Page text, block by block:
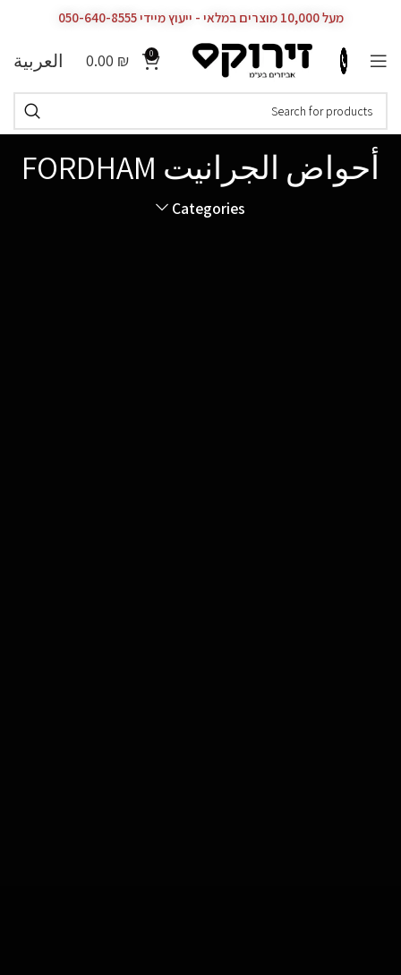
מעל 10,000 מוצרים במלאי - ייעוץ מיידי 050-640-8555
0
0.00 ₪ العربية
أحواض الجرانيت FORDHAM
Categories